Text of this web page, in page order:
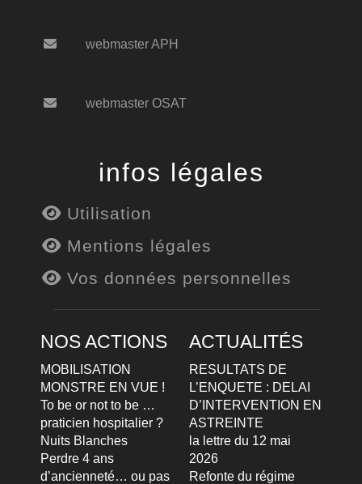
webmaster APH
webmaster OSAT
infos légales
Utilisation
Mentions légales
Vos données personnelles
NOS ACTIONS
MOBILISATION
MONSTRE EN VUE !
To be or not to be …
praticien hospitalier ?
Nuits Blanches
Perdre 4 ans
d’ancienneté… ou pas
ACTUALITÉS
RESULTATS DE
L’ENQUETE : DELAI
D’INTERVENTION EN
ASTREINTE
la lettre du 12 mai
2026
Refonte du régime